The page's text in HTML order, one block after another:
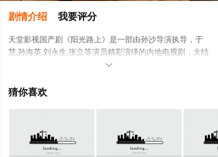
剧情介绍 我要评分
天堂影视国产剧《阳光路上》是一部由孙沙导演执导，于
慧,孙海英,刘永生,张立等演员精彩演绎的内地电视剧，大结
局剧情已揭晓（完结），手机免费观看高清无删减完整版
电视剧、电视猫或剧情网等平台了解。

猜你喜欢